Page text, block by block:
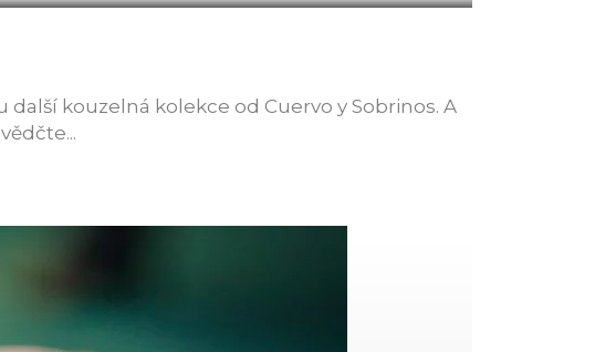
další kouzelná kolekce od Cuervo y Sobrinos. A